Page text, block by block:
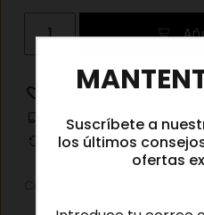
Gastby
cantidadAñadir a la lista de deseos
Información de envíos
Cambios y devoluciones
Suscríbete a
los últimos
ofertas